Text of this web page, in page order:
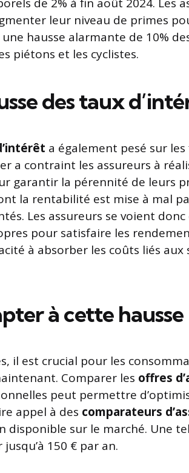
leur niveau de primes
hausse alarmante de 10%
piétons et les cyclistes.
des taux
a également pesé sur les
a contraint les assureurs à
garantir la pérennité de leurs
la rentabilité est mise à mal
Les assureurs se voient
pour satisfaire les
à absorber les coûts liés aux
à cette hausse
il est crucial pour les
Comparer les offres
peut permettre
appel à des comparateurs
sur le marché. Une
150 € par an.